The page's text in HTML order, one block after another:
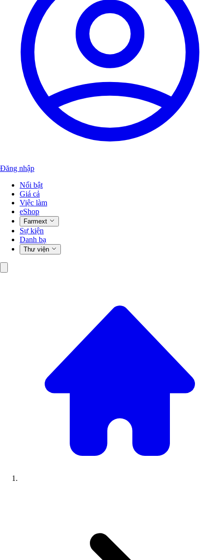
Đăng nhập
Nổi bật
Giá cả
Việc làm
eShop
Farmext
Sự kiện
Danh bạ
Thư viện